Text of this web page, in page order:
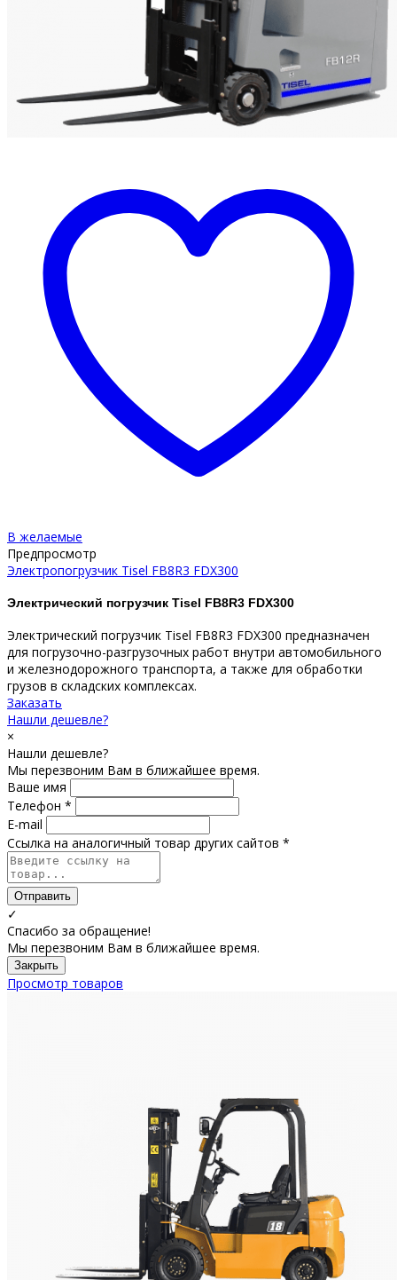
В желаемые
Предпросмотр
Электропогрузчик Tisel FB8R3 FDX300
Электрический погрузчик Tisel FB8R3 FDX300
Электрический погрузчик Tisel FB8R3 FDX300 предназначен
для погрузочно-разгрузочных работ внутри автомобильного
и железнодорожного транспорта, а также для обработки
грузов в складских комплексах.
Заказать
Нашли дешевле?
×
Нашли дешевле?
Мы перезвоним Вам в ближайшее время.
Ваше имя
Телефон *
E-mail
Ссылка на аналогичный товар других сайтов *
Отправить
✓
Спасибо за обращение!
Мы перезвоним Вам в ближайшее время.
Закрыть
Просмотр товаров